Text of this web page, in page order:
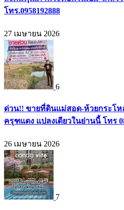
โทร.0958192888
27 เมษายน 2026
6
ด่วน!! ขายที่ดินแม่สอด-ห้วยกระโห
ครุฑแดง แปลงเดียวในย่านนี้ โทร
26 เมษายน 2026
7